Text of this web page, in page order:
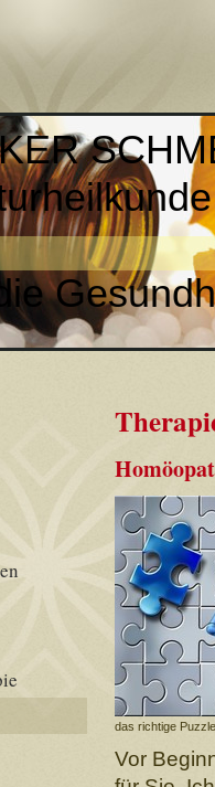
das richtige
Vor